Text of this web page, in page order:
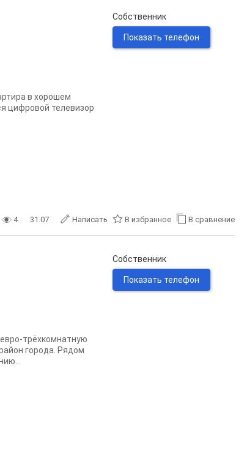
в хорошем
цифровой телевизор
Собственник
Показать телефон
4 31.07 Написать В избранное В сравнение
трёхкомнатную
города. Рядом
Собственник
Показать телефон